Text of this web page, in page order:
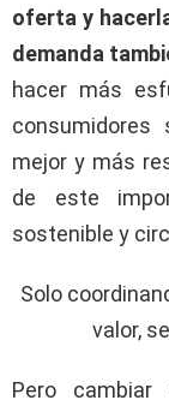
oferta y
demanda
hacer más
mejor y más
de este
sostenible y
Solo
valor,
Pero cambiar